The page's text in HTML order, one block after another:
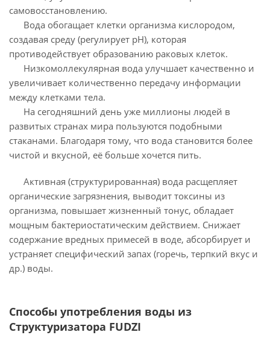
самовосстановлению.
Вода обогащает клетки организма кислородом,
создавая среду (регулирует pH), которая
противодействует образованию раковых клеток.
Низкомоллекулярная вода улучшает качественно и
увеличивает количественно передачу информации
между клетками тела.
На сегодняшний день уже миллионы людей в
развитых странах мира пользуются подобными
стаканами. Благодаря тому, что вода становится более
чистой и вкусной, её больше хочется пить.
Активная (структурированная) вода расщепляет
органические загрязнения, выводит токсины из
организма, повышает жизненный тонус, обладает
мощным бактериостатическим действием. Снижает
содержание вредных примесей в воде, абсорбирует и
устраняет специфический запах (горечь, терпкий вкус и
др.) воды.
Способы употребления воды из
Структуризатора FUDZI